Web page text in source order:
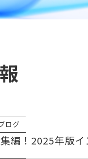
ログ
編！2025年版